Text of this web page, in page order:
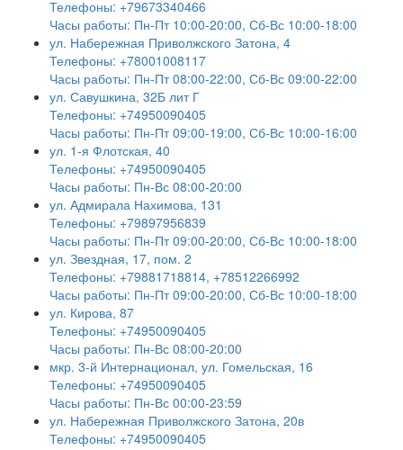
Телефоны: +79673340466
Часы работы: Пн-Пт 10:00-20:00, Сб-Вс 10:00-18:00
ул. Набережная Приволжского Затона, 4
Телефоны: +78001008117
Часы работы: Пн-Пт 08:00-22:00, Сб-Вс 09:00-22:00
ул. Савушкина, 32Б лит Г
Телефоны: +74950090405
Часы работы: Пн-Пт 09:00-19:00, Сб-Вс 10:00-16:00
ул. 1-я Флотская, 40
Телефоны: +74950090405
Часы работы: Пн-Вс 08:00-20:00
ул. Адмирала Нахимова, 131
Телефоны: +79897956839
Часы работы: Пн-Пт 09:00-20:00, Сб-Вс 10:00-18:00
ул. Звездная, 17, пом. 2
Телефоны: +79881718814, +78512266992
Часы работы: Пн-Пт 09:00-20:00, Сб-Вс 10:00-18:00
ул. Кирова, 87
Телефоны: +74950090405
Часы работы: Пн-Вс 08:00-20:00
мкр. 3-й Интернационал, ул. Гомельская, 16
Телефоны: +74950090405
Часы работы: Пн-Вс 00:00-23:59
ул. Набережная Приволжского Затона, 20в
Телефоны: +74950090405